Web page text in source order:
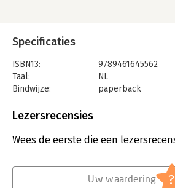
Specificaties
ISBN13:
9789461645562
Taal:
NL
Bindwijze:
paperback
Uitgever:
Verschijningsdatum:
17-2-2022
Mens en
Lezersrecensies
Wees de eerste die een
Uw waardering ?